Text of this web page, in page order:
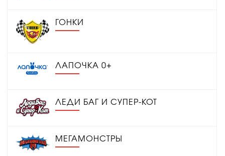
ГОНКИ
ЛАПОЧКА 0+
ЛЕДИ БАГ И СУПЕР-КОТ
МЕГАМОНСТРЫ